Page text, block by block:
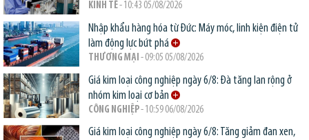
KINH TẾ- 10:43 05/08/2026
Nhập khẩu hàng hóa từ Đức: Máy móc, linh kiện điện tử
làm động lực bứt phá
THƯƠNG MẠI - 09:05 05/08/2026
Giá kim loại công nghiệp ngày 6/8: Đà tăng lan rộng ở
nhóm kim loại cơ bản
CÔNG NGHIỆP- 10:59 06/08/2026
Giá kim loại công nghiệp ngày 6/8: Tăng giảm đan xen,